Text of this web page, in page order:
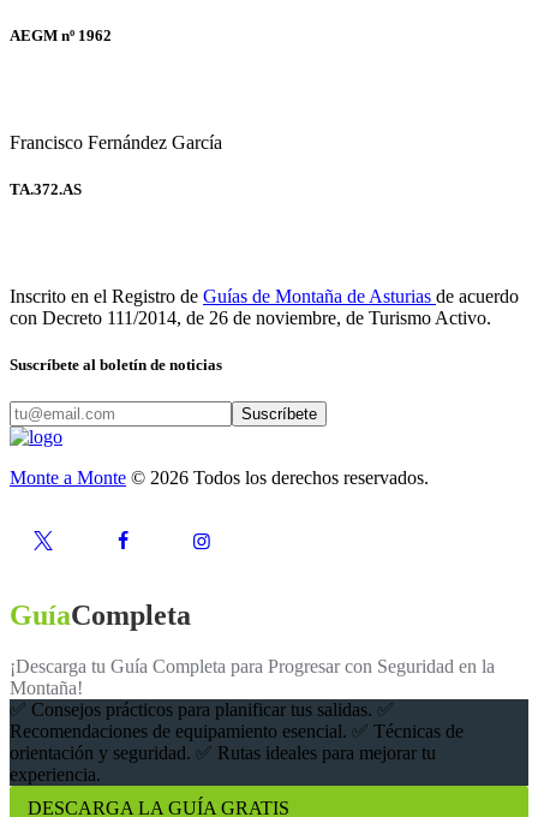
AEGM nº 1962
Francisco Fernández García
TA.372.AS
Inscrito en el Registro de Guías de Montaña de Asturias de acuerdo
con Decreto 111/2014, de 26 de noviembre, de Turismo Activo.
Suscríbete al boletín de noticias
Suscríbete
Monte a Monte © 2026 Todos los derechos reservados.
GuíaCompleta
¡Descarga tu Guía Completa para Progresar con Seguridad en la
Montaña!
✅ Consejos prácticos para planificar tus salidas. ✅
Recomendaciones de equipamiento esencial. ✅ Técnicas de
orientación y seguridad. ✅ Rutas ideales para mejorar tu
experiencia.
DESCARGA LA GUÍA GRATIS